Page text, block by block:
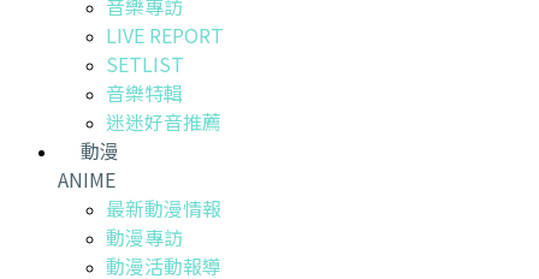
音樂專訪
LIVE REPORT
SETLIST
音樂特輯
迷迷好音推薦
動漫
ANIME
最新動漫情報
動漫專訪
動漫活動報導